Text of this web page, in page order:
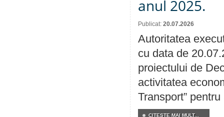
anul 2025.
Publicat: 20.07.2026
Autoritatea
cu data de
proiectului de
activitatea
Transport” pentru
CITEŞTE MAI MULT...